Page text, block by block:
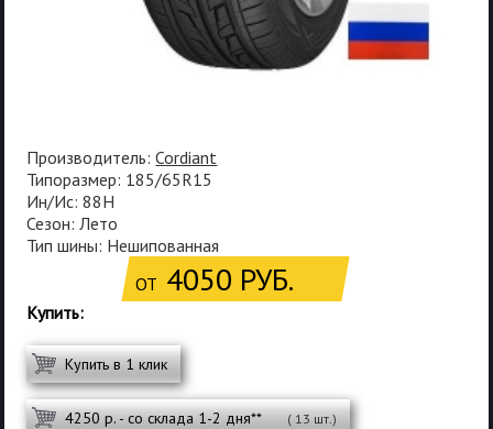
Производитель:Cordiant
Типоразмер: 185/65R15
Ин/Ис: 88H
Сезон: Лето
Тип шины: Нешипованная
ОТ 4050 РУБ.
Купить:
Купить в 1 клик
4250 р. - со склада 1-2 дня** ( 13 шт.)